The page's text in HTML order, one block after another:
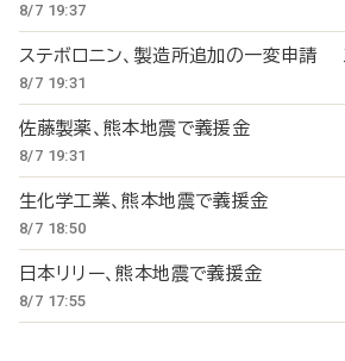
8/7 19:37
ステボロニン、製造所追加の一変申請
8/7 19:31
佐藤製薬、熊本地震で義援金
8/7 19:31
生化学工業、熊本地震で義援金
8/7 18:50
日本リリー、熊本地震で義援金
8/7 17:55